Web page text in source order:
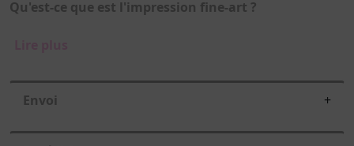
Qu'est-ce que est l'impression fine-art ?
Envoi +